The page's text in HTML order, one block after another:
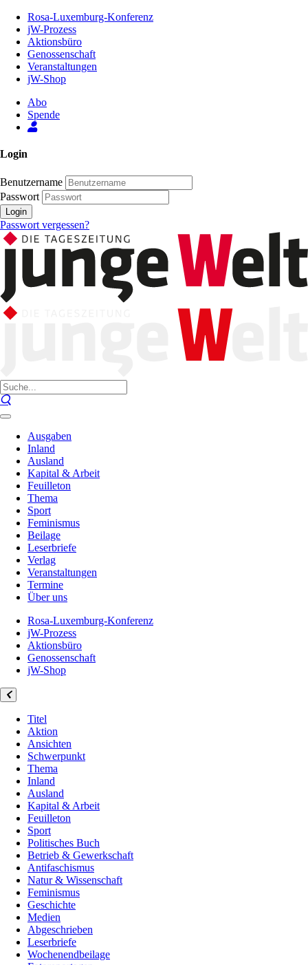
Inhalt
Seite
Rosa-Luxemburg-Konferenz
jW-Prozess
Aktionsbüro
Genossenschaft
Veranstaltungen
jW-Shop
Abo
Spende
Login
Benutzername
Passwort
Login
Passwort vergessen?
Ausgaben
Inland
Ausland
Kapital & Arbeit
Feuilleton
Thema
Sport
Feminismus
Beilage
Leserbriefe
Verlag
Veranstaltungen
Termine
Über uns
Rosa-Luxemburg-Konferenz
jW-Prozess
Aktionsbüro
Genossenschaft
jW-Shop
Titel
Aktion
Ansichten
Schwerpunkt
Thema
Inland
Ausland
Kapital & Arbeit
Feuilleton
Sport
Politisches Buch
Betrieb & Gewerkschaft
Antifaschismus
Natur & Wissenschaft
Feminismus
Geschichte
Medien
Abgeschrieben
Leserbriefe
Wochenendbeilage